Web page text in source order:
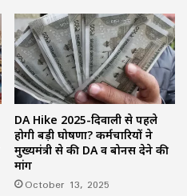
DA Hike 2025-दिवाली से पहले
होगी बड़ी घोषणा? कर्मचारियों ने
मुख्यमंत्री से की DA व बोनस देने की
मांग
October 13, 2025